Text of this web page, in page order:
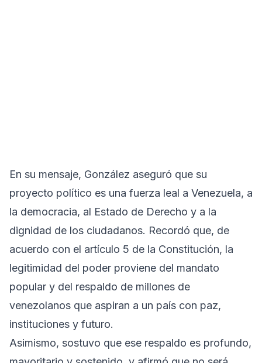
En su mensaje, González aseguró que su
proyecto político es una fuerza leal a Venezuela, a
la democracia, al Estado de Derecho y a la
dignidad de los ciudadanos. Recordó que, de
acuerdo con el artículo 5 de la Constitución, la
legitimidad del poder proviene del mandato
popular y del respaldo de millones de
venezolanos que aspiran a un país con paz,
instituciones y futuro.
Asimismo, sostuvo que ese respaldo es profundo,